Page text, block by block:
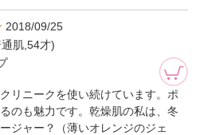
2018/09/25
肌,54才)
リニークを使い続けています。ポ
のも魅力です。乾燥肌の私は、冬
ジャー？（薄いオレンジのジェ